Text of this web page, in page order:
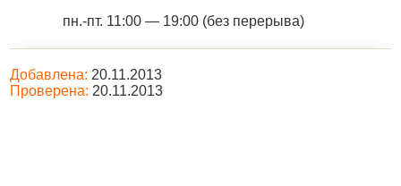
пн.-пт. 11:00 — 19:00 (без перерыва)
Добавлена: 20.11.2013
Проверена: 20.11.2013